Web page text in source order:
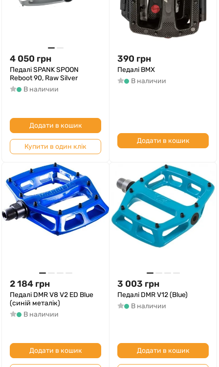
4 050 грн
Педалі SPANK SPOON
Reboot 90, Raw Silver
В наличии
Додати в кошик
Купити в один клік
390 грн
Педалі BMX
В наличии
Додати в кошик
2 184 грн
Педалі DMR V8 V2 ED Blue
(синій металік)
В наличии
Додати в кошик
3 003 грн
Педалі DMR V12 (Blue)
В наличии
Додати в кошик